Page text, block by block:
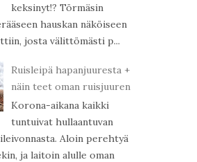
keksinyt!? Törmäsin
hauskan näköiseen
josta välittömästi p...
Ruisleipä hapanjuuresta +
näin teet oman ruisjuuren
Korona-aikana kaikki
tuntuivat hullaantuvan
Aloin perehtyä
ja laitoin alulle oman